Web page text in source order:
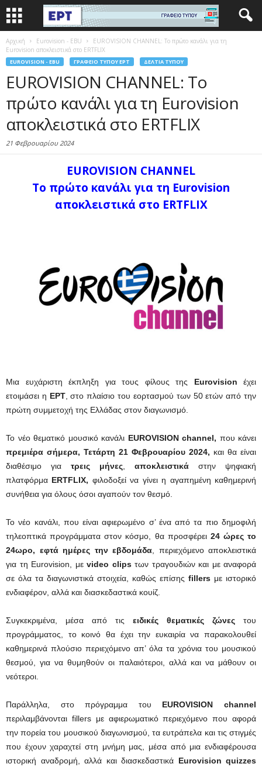
Αρχική Eurovision - EBU
EUROVISION CHANNEL: Το πρώτο κανάλι για τη
Eurovision αποκλειστικά στο ERTFLIX
EUROVISION - EBU ΓΡΑΦΕΊΟ ΤΎΠΟΥ ΕΡΤ ΔΕΛΤΊΑ ΤΎΠΟΥ
EUROVISION CHANNEL: Το
πρώτο κανάλι για τη Eurovision
αποκλειστικά στο ERTFLIX
21 Φεβρουαρίου 2024
EUROVISION CHANNEL
Το πρώτο κανάλι για τη Eurovision
αποκλειστικά στο ERTFLIX
Μια ευχάριστη έκπληξη για τους φίλους της Eurovision έχει
ετοιμάσει η ΕΡΤ, στο πλαίσιο του εορτασμού των 50 ετών από την
πρώτη συμμετοχή της Ελλάδας στον διαγωνισμό.
Το νέο θεματικό μουσικό κανάλι ΕUROVISION channel, που κάνει
πρεμιέρα σήμερα, Τετάρτη 21 Φεβρουαρίου 2024, και θα είναι
διαθέσιμο για τρεις μήνες αποκλειστικά στην ψηφιακή
πλατφόρμα ERTFLIX, φιλοδοξεί να γίνει η αγαπημένη καθημερινή
συνήθεια για όλους όσοι αγαπούν τον θεσμό.
Το νέο κανάλι, που είναι αφιερωμένο σ’ ένα από τα πιο δημοφιλή
τηλεοπτικά προγράμματα στον κόσμο, θα προσφέρει 24 ώρες το
24ωρο, εφτά ημέρες την εβδομάδα , περιεχόμενο αποκλειστικά
για τη Eurovision, με video clipsτων τραγουδιών και με αναφορά
σε όλα τα διαγωνιστικά στοιχεία, καθώς επίσης fillers με ιστορικό
ενδιαφέρον, αλλά και διασκεδαστικά κουίζ.
Συγκεκριμένα, μέσα από τις ειδικές θεματικές ζώνες του
προγράμματος, το κοινό θα έχει την ευκαιρία να παρακολουθεί
καθημερινά πλούσιο περιεχόμενο απ’ όλα τα χρόνια του μουσικού
θεσμού, για να θυμηθούν οι παλαιότεροι, αλλά και να μάθουν οι
νεότεροι.
Παράλληλα, στο πρόγραμμα του EUROVISION channel
περιλαμβάνονται fillers με αφιερωματικό περιεχόμενο που αφορά
την πορεία του μουσικού διαγωνισμού, τα ευτράπελα και τις στιγμές
που έχουν χαραχτεί στη μνήμη μας, μέσα από μια ενδιαφέρουσα
ιστορική αναδρομή, αλλά και διασκεδαστικά Eurovision quizzes